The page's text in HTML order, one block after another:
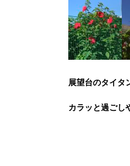
展望台のタイタ
カラッと過ごし